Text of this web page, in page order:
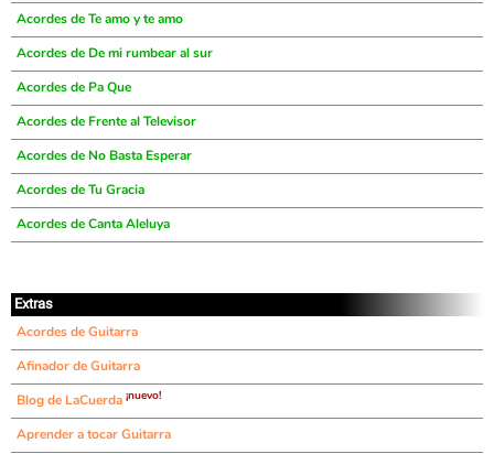
Acordes de Te amo y te amo
Acordes de De mi rumbear al sur
Acordes de Pa Que
Acordes de Frente al Televisor
Acordes de No Basta Esperar
Acordes de Tu Gracia
Acordes de Canta Aleluya
Extras
Acordes de Guitarra
Afinador de Guitarra
Blog de LaCuerda ¡nuevo!
Aprender a tocar Guitarra